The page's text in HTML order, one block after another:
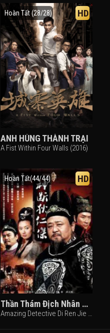
Hoàn Tất (28/28) HD
ANH HÙNG THÀNH TRẠI
A Fist Within Four Walls (2016)
Hoàn Tất(44/44) HD
Thần Thám Địch Nhân Kiệt 4
Amazing Detective Di Ren Jie IV (2010)